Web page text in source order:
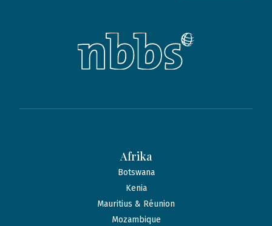
Afrika
Botswana
Kenia
Mauritius & Réunion
Mozambique